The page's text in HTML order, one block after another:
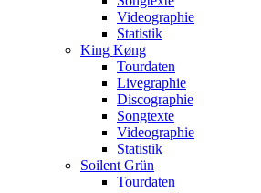
Videographie
Statistik
King Køng
Tourdaten
Livegraphie
Discographie
Songtexte
Videographie
Statistik
Soilent Grün
Tourdaten